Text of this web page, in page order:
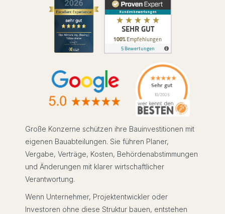
Große Konzerne schützen ihre Bauinvestitionen mit
eigenen Bauabteilungen. Sie führen Planer,
Vergabe, Verträge, Kosten, Behördenabstimmungen
und Änderungen mit klarer wirtschaftlicher
Verantwortung.
Wenn Unternehmer, Projektentwickler oder
Investoren ohne diese Struktur bauen, entstehen